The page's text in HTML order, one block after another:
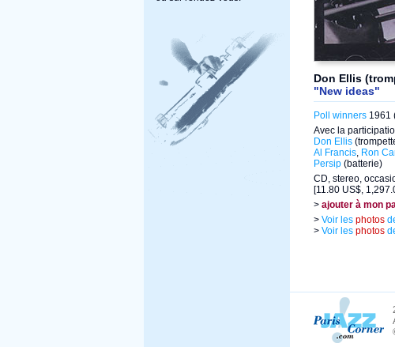
Don Ellis
"New ideas"
Poll winners 1961
Avec la
Don Ellis
Al Francis, Ron
Persip (batterie)
CD, stereo,
[11.80 US$,
> ajouter à mon
> Voir les photos
> Voir les photos